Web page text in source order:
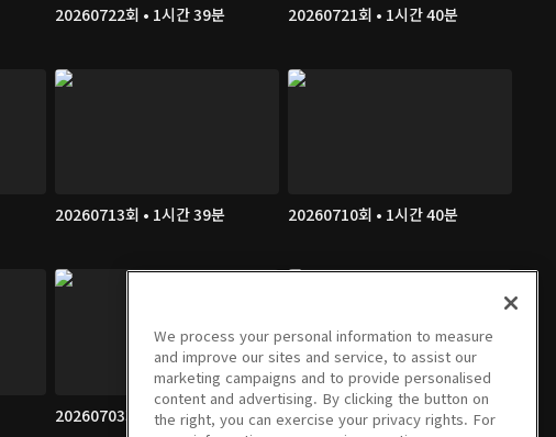
20260722회 • 1시간 39분 20260721회 • 1시간 40분
20260713회 • 1시간 39분 20260710회 • 1시간 40분
20260703회 • 1시간 38분 20260702회 • 1시간 37분
We process your personal information to measure
and improve our sites and service, to assist our
marketing campaigns and to provide personalised
content and advertising. By clicking the button on
the right, you can exercise your privacy rights. For